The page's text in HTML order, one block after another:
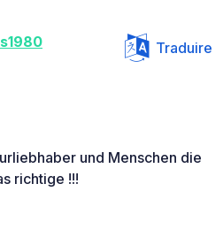
Traduire
und Menschen die
richtige !!!